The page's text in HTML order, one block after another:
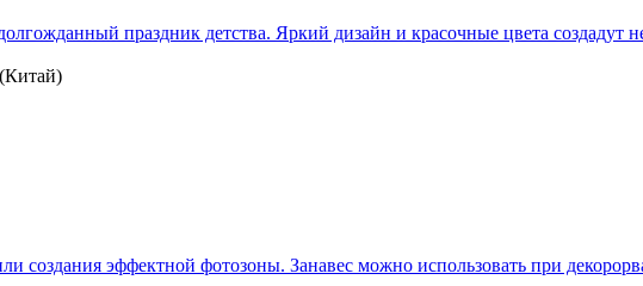
праздник детства. Яркий дизайн и красочные цвета создадут
создания эффектной фотозоны. Занавес можно использовать при